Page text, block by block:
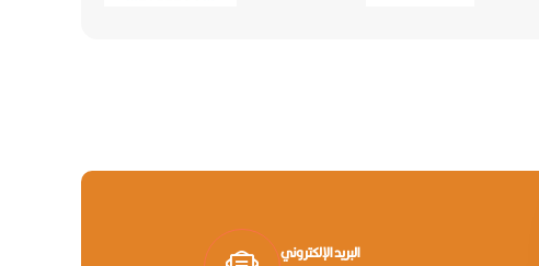
البريد الإلكتروني